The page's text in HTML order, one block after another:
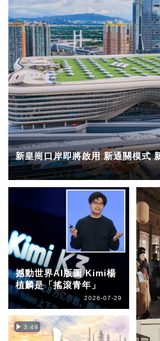
新皇崗口岸即將啟用 新通關模式
撼動世界AI版圖 Kimi楊
植麟是「搖滾青年」
2026-07-29
3:49